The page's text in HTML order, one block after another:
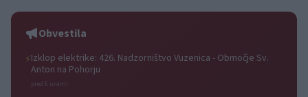
počitniški kino
Obvestila
⚡Izklop elektrike: 426. Nadzorništvo Vuzenica - Območje Sv.
Anton na Pohorju
pred 6 urami